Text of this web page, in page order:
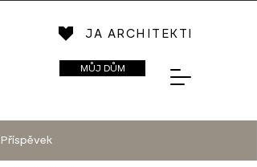
JA ARCHITEKTI
MŮJ DŮM
Příspěvek